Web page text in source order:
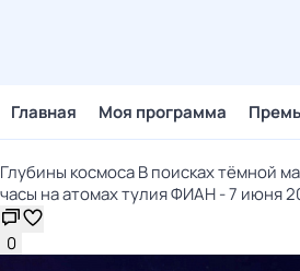
Главная Моя программа
Глубины космоса В поисках тёмной
часы на атомах тулия ФИАН - 7 июня
0